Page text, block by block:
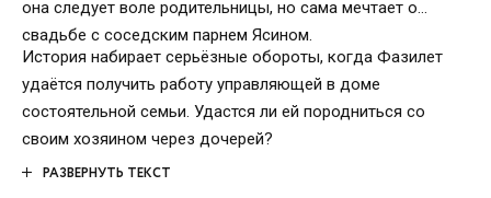
она следует воле родительницы, но сама мечтает о
свадьбе с соседским парнем Ясином.
История набирает серьёзные обороты, когда Фазилет
удаётся получить работу управляющей в доме
состоятельной семьи. Удастся ли ей породниться со
своим хозяином через дочерей?
РАЗВЕРНУТЬ ТЕКСТ